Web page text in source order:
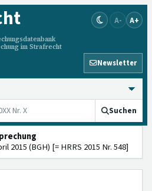
im Strafrecht
A- A+
Newsletter
Suchen
2015 (BGH) [= HRRS 2015 Nr. 548]